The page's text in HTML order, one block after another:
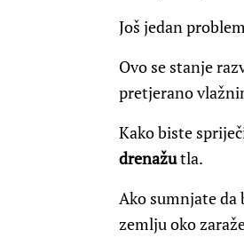
Još jedan
Ovo se stanje
pretjerano
Kako biste
drenažutla.
Ako sumnjate
zemlju oko